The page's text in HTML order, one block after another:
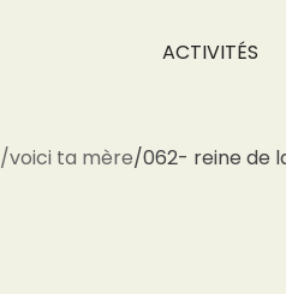
ACTIVITÉS
/voici ta mère/062- reine de